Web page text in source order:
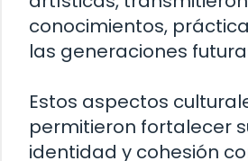
conocimientos,
las generaciones
Estos aspectos
permitieron fortalecer
identidad y cohesión